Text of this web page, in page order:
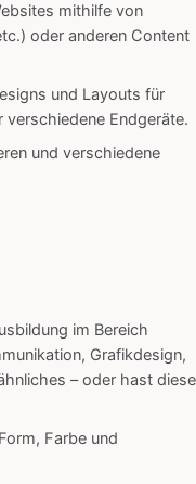
mithilfe von
oder anderen Content
und Layouts für
Endgeräte.
und verschiedene
im Bereich
Grafikdesign,
– oder hast diese
Farbe und